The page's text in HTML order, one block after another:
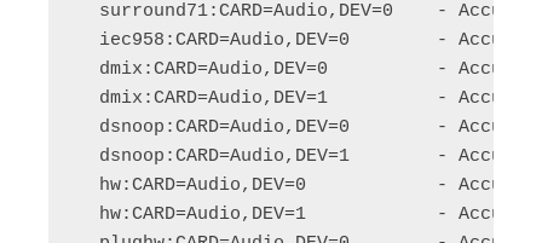
surround71:CARD=Audio,DEV=0    -
iec958:CARD=Audio,DEV=0        -
dmix:CARD=Audio,DEV=0          -
dmix:CARD=Audio,DEV=1          -
dsnoop:CARD=Audio,DEV=0        -
dsnoop:CARD=Audio,DEV=1        -
hw:CARD=Audio,DEV=0            -
hw:CARD=Audio,DEV=1            -